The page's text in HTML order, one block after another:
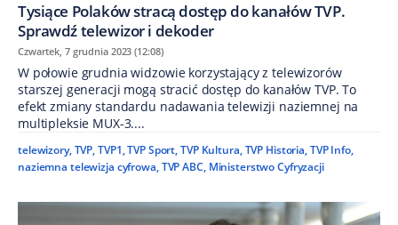
Tysiące Polaków stracą dostęp do kanałów TVP.
Sprawdź telewizor i dekoder
Czwartek, 7 grudnia 2023 (12:08)
W połowie grudnia widzowie korzystający z telewizorów
starszej generacji mogą stracić dostęp do kanałów TVP. To
efekt zmiany standardu nadawania telewizji naziemnej na
multipleksie MUX-3....
telewizory,TVP,TVP1,TVP Sport,TVP Kultura,TVP Historia,TVP Info,
naziemna telewizja cyfrowa,TVP ABC, Ministerstwo Cyfryzacji